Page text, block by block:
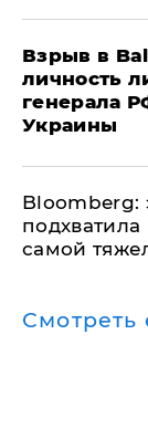
​Взрыв в
личность
генерала
Украины
Bloomberg:
самой
Смотреть